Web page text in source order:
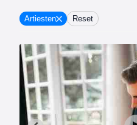
Artiesten Reset